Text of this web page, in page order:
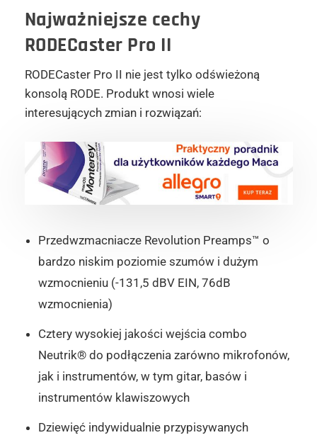
Najważniejsze cechy
RODECaster Pro II
RODECaster Pro II nie jest tylko odświeżoną
konsolą RODE. Produkt wnosi wiele
interesujących zmian i rozwiązań:
Przedwzmacniacze Revolution Preamps™ o
bardzo niskim poziomie szumów i dużym
wzmocnieniu (-131,5 dBV EIN, 76dB
wzmocnienia)
Cztery wysokiej jakości wejścia combo
Neutrik® do podłączenia zarówno mikrofonów,
jak i instrumentów, w tym gitar, basów i
instrumentów klawiszowych
Dziewięć indywidualnie przypisywanych